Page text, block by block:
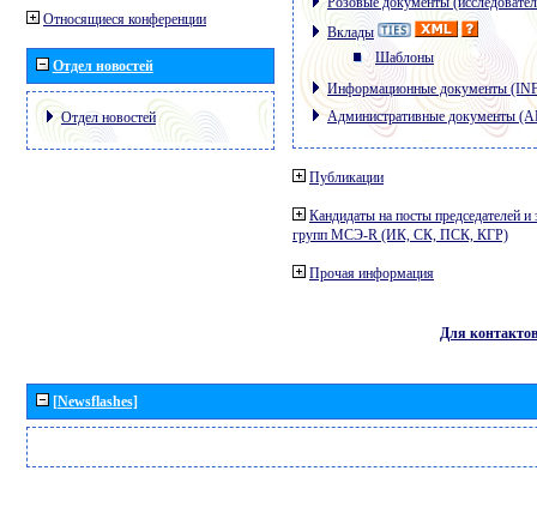
Относящиеся конференции
Отдел новостей
Отдел новостей
Вклады
Шаблоны
Информационные документы
Административные документы
Публикации
Кандидаты на посты председателей и
групп МСЭ-R (ИК, СК, ПСК, КГР)
Прочая информация
Для контактов
[Newsflashes]